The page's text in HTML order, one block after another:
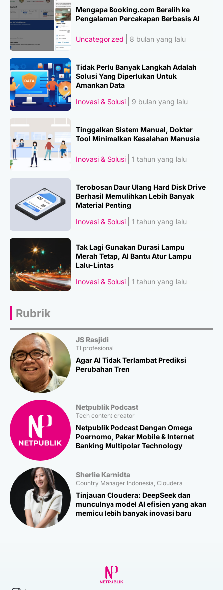
Mengapa Booking.com Beralih ke
Pengalaman Percakapan Berbasis AI
Uncategorized 8 bulan yang lalu
Tidak Perlu Banyak Langkah Adalah
Solusi Yang Diperlukan Untuk
Amankan Data
Inovasi & Solusi
9 bulan yang lalu
Tinggalkan Sistem Manual, Dokter
Tool Minimalkan Kesalahan Manusia
Inovasi & Solusi 1 tahun yang lalu
Terobosan Daur Ulang Hard Disk Drive
Berhasil Memulihkan Lebih Banyak
Material Penting
Inovasi & Solusi
1 tahun yang lalu
Tak Lagi Gunakan Durasi Lampu
Merah Tetap, AI Bantu Atur Lampu
Lalu-Lintas
Inovasi & Solusi
1 tahun yang lalu
Rubrik
JS Rasjidi
TI profesional
Agar AI Tidak Terlambat Prediksi
Perubahan Tren
Netpublik Podcast
Tech content creator
Netpublik Podcast Dengan Omega
Poernomo, Pakar Mobile & Internet
Banking Multipolar Technology
Sherlie Karnidta
Country Manager Indonesia, Cloudera
Tinjauan Cloudera: DeepSeek dan
munculnya model AI efisien yang akan
memicu lebih banyak inovasi baru